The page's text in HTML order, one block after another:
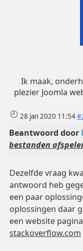
Ik maak,
plezier Joomla
28 jan 2020 11:54
Beantwoord door
bestanden
Dezelfde vraag
antwoord heb
een paar
oplossingen daar
een website
stackoverflow.com